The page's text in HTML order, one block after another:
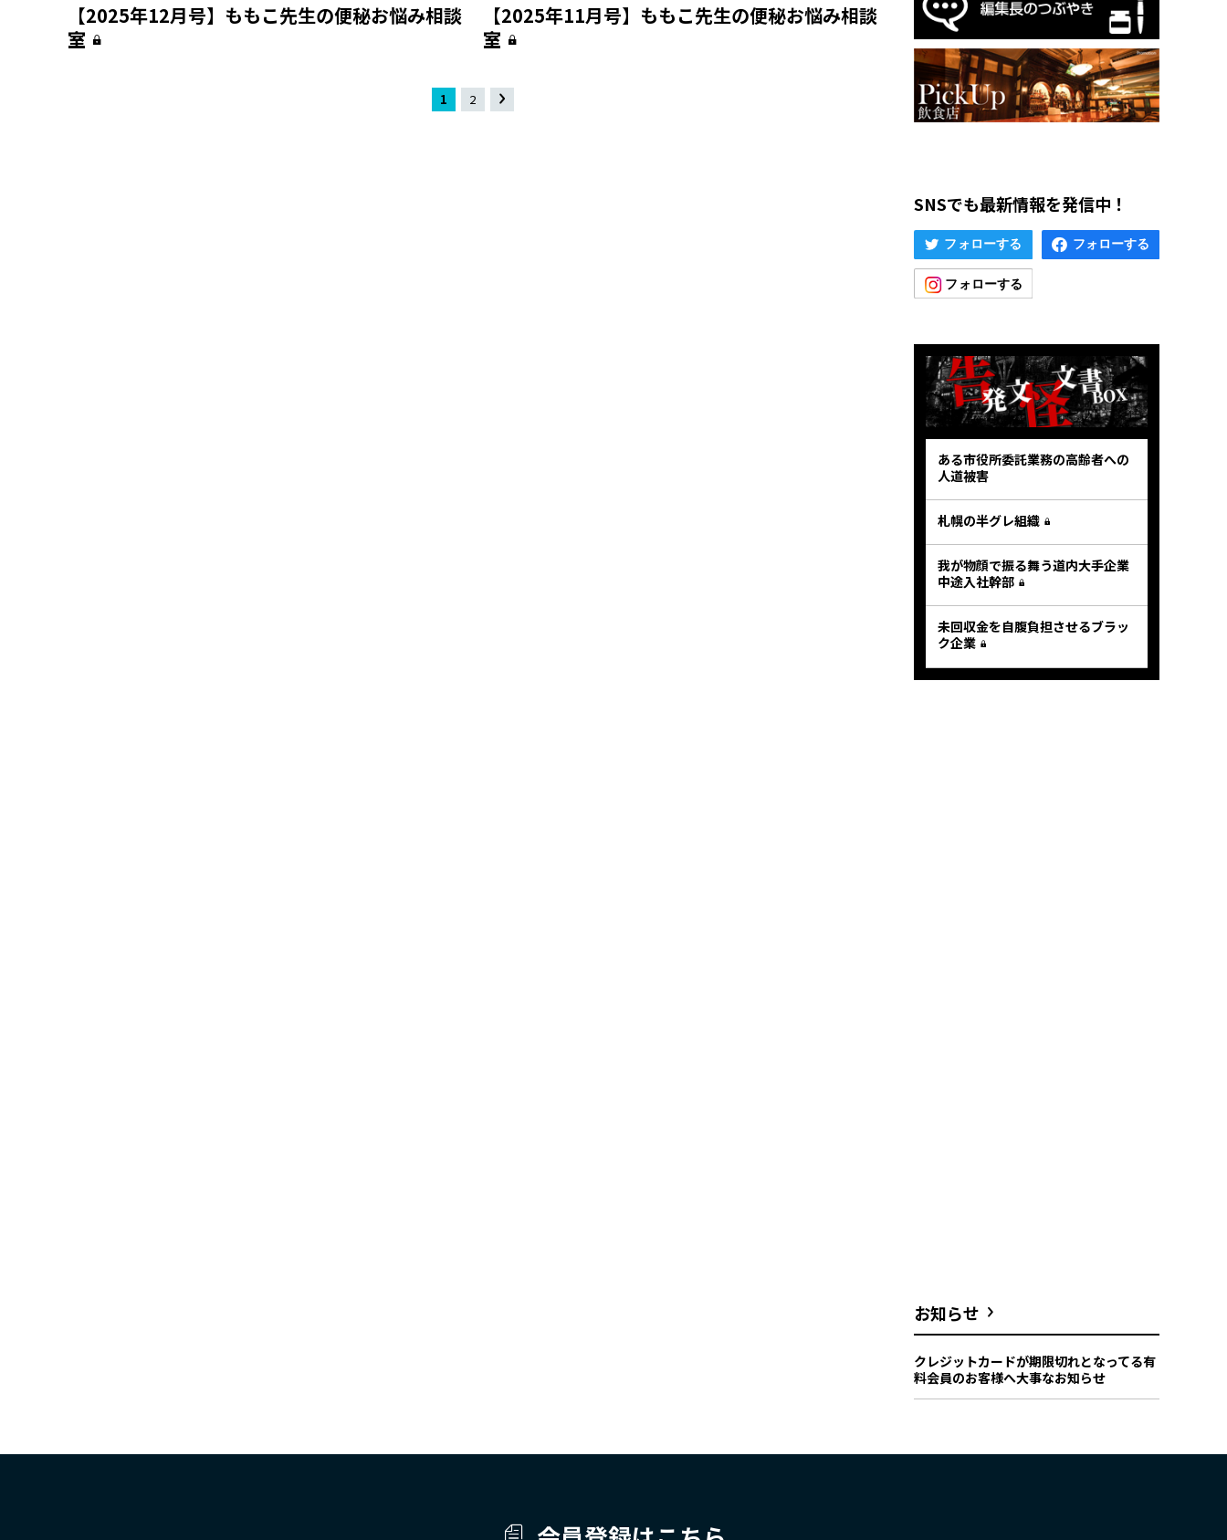
【2025年12月号】ももこ先生の便秘お悩み相談
室
【2025年11月号】ももこ先生の便秘お悩み相談
室
1 2 »
SNSでも最新情報を発信中！
ある市役所委託業務の高齢者への
人道被害
札幌の半グレ組織
我が物顔で振る舞う道内大手企業
中途入社幹部
未回収金を自腹負担させるブラッ
ク企業
お知らせ
クレジットカードが期限切れとなってる有
料会員のお客様へ大事なお知らせ